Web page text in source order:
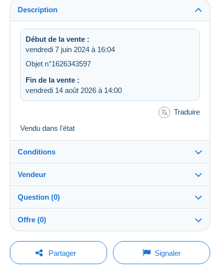
Description
Début de la vente :
vendredi 7 juin 2024 à 16:04
Objet n°1626343597
Fin de la vente :
vendredi 14 août 2026 à 14:00
Traduire
Vendu dans l'état
Conditions
Destination :
Voir la liste des pays
Expédition :
Envoi après paiement
A charge de l'acheteur
Méthodes de paiement :
Vendeur
mamani100%(6011x)
Boutique
Membre depuis le :
Question (0)
Pour poser une question, vous devez ouvrir
une session.
Offre (0)
La vente sera prolongée d'une minute si une offre est
posée moins d'une minute avant son échéance.
Partager Signaler